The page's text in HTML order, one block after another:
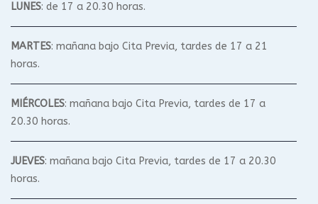
LUNES: de 17 a 20.30 horas.
MARTES: mañana bajo Cita Previa, tardes de 17 a 21
horas.
MIÉRCOLES: mañana bajo Cita Previa, tardes de 17 a
20.30 horas.
JUEVES: mañana bajo Cita Previa, tardes de 17 a 20.30
horas.